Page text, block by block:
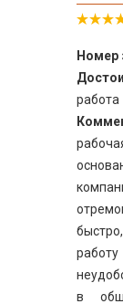
Номер
работа
в